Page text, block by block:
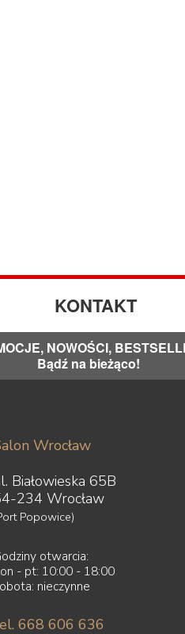
KONTAKT
NOWOŚCI,
Bądź na bieżąco!
Wrocław
Białowieska 65B
234 Wrocław
Popowice)
otwarcia:
- pt: 10:00 - 18:00
nieczynne
668 606 636